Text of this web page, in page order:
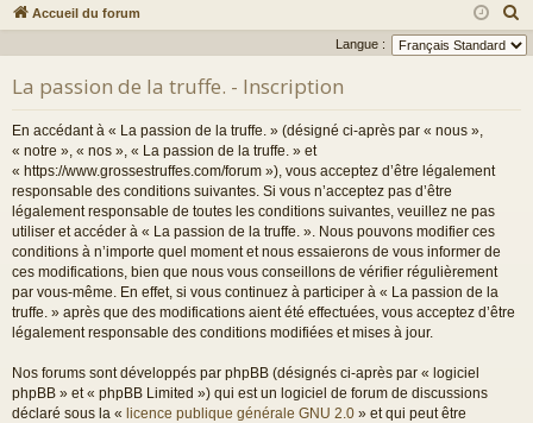
s
xi pti
Accueil du forum
e
Langue :
La passion de la truffe. - Inscription
En accédant à « La passion de la truffe. » (désigné ci-après par « nous »,
« notre », « nos », « La passion de la truffe. » et
« https://www.grossestruffes.com/forum »), vous acceptez d’être légalement
responsable des conditions suivantes. Si vous n’acceptez pas d’être
légalement responsable de toutes les conditions suivantes, veuillez ne pas
utiliser et accéder à « La passion de la truffe. ». Nous pouvons modifier ces
conditions à n’importe quel moment et nous essaierons de vous informer de
ces modifications, bien que nous vous conseillons de vérifier régulièrement
par vous-même. En effet, si vous continuez à participer à « La passion de la
truffe. » après que des modifications aient été effectuées, vous acceptez d’être
légalement responsable des conditions modifiées et mises à jour.
Nos forums sont développés par phpBB (désignés ci-après par « logiciel
phpBB » et « phpBB Limited ») qui est un logiciel de forum de discussions
déclaré sous la « licence publique générale GNU 2.0 » et qui peut être